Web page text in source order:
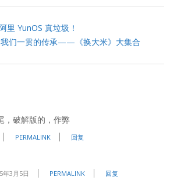
里 YunOS 真垃圾！
我们一贯的传承——《换大米》大集合
，破解版的，作弊
PERMALINK 回复
年3月5日 PERMALINK 回复